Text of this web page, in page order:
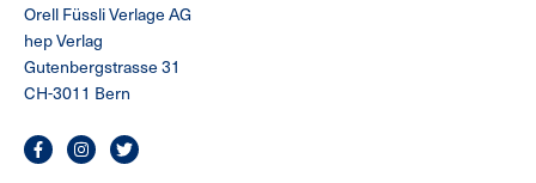
Orell Füssli Verlage AG
hep Verlag
Gutenbergstrasse 31
CH-3011 Bern